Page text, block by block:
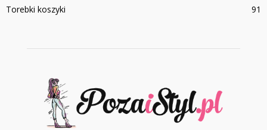
Torebki koszyki
91